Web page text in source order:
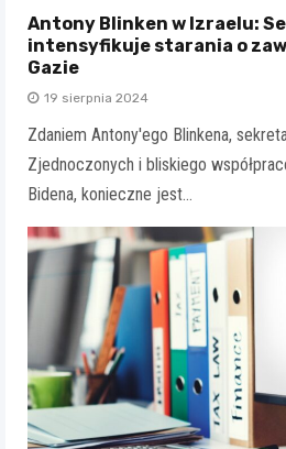
Antony Blinken w Izraelu:
intensyfikuje starania o
Gazie
19 sierpnia 2024
Zdaniem Antony'ego Blinkena,
Zjednoczonych i bliskiego
Bidena, konieczne jest…